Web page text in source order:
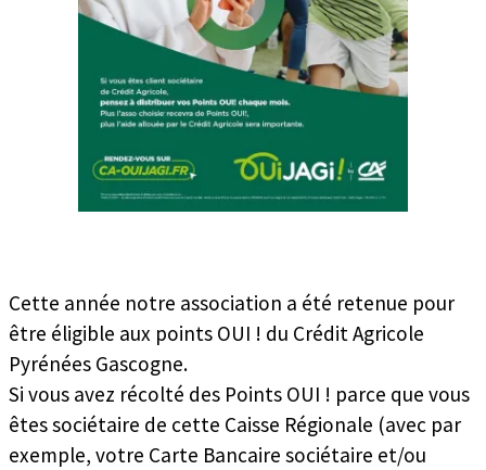
Cette année notre association a été retenue pour
être éligible aux points OUI ! du Crédit Agricole
Pyrénées Gascogne.
Si vous avez récolté des Points OUI ! parce que vous
êtes sociétaire de cette Caisse Régionale (avec par
exemple, votre Carte Bancaire sociétaire et/ou